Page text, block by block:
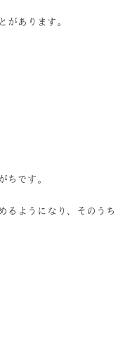
があります。
ちです。
るようになり、そのうち